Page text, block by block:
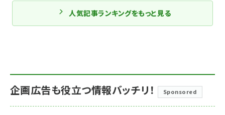
人気記事ランキングをもっと見る
企画広告も役立つ情報バッチリ！ Sponsored